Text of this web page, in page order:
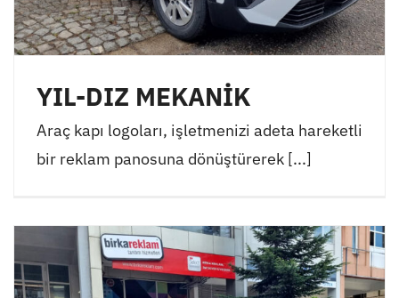
YIL-DIZ MEKANİK
Araç kapı logoları, işletmenizi adeta hareketli
bir reklam panosuna dönüştürerek [...]